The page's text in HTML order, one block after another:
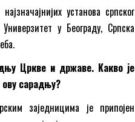
установа српског
у Београду, Српска
Цркве и државе. Какво је
сарадњу?
заједницима је припојен